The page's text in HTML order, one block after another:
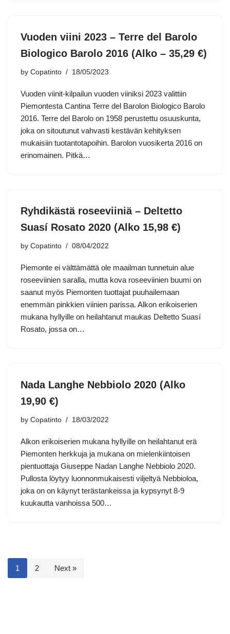
Vuoden viini 2023 – Terre del Barolo
Biologico Barolo 2016 (Alko – 35,29 €)
by Copatinto 18/05/2023
Vuoden viinit-kilpailun vuoden viiniksi 2023 valittiin
Piemontesta Cantina Terre del Barolon Biologico Barolo
2016. Terre del Barolo on 1958 perustettu osuuskunta,
joka on sitoutunut vahvasti kestävän kehityksen
mukaisiin tuotantotapoihin. Barolon vuosikerta 2016 on
erinomainen. Pitkä…
Ryhdikästä roseeviiniä – Deltetto
Suasí Rosato 2020 (Alko 15,98 €)
by Copatinto 08/04/2022
Piemonte ei välttämättä ole maailman tunnetuin alue
roseeviinien saralla, mutta kova roseeviinien buumi on
saanut myös Piemonten tuottajat puuhailemaan
enemmän pinkkien viinien parissa. Alkon erikoiserien
mukana hyllyille on heilahtanut maukas Deltetto Suasí
Rosato, jossa on…
Nada Langhe Nebbiolo 2020 (Alko
19,90 €)
by Copatinto 18/03/2022
Alkon erikoiserien mukana hyllyille on heilahtanut erä
Piemonten herkkuja ja mukana on mielenkiintoisen
pientuottaja Giuseppe Nadan Langhe Nebbiolo 2020.
Pullosta löytyy luonnonmukaisesti viljeltyä Nebbioloa,
joka on on käynyt terästankeissa ja kypsynyt 8-9
kuukautta vanhoissa 500…
1 2 Next »